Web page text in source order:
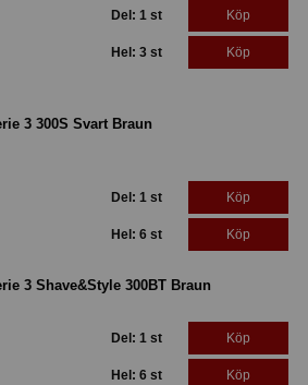
Del: 1 st Köp
Hel: 3 st Köp
3 300S Svart Braun
Del: 1 st Köp
Hel: 6 st Köp
3 Shave&Style 300BT Braun
Del: 1 st Köp
Hel: 6 st Köp